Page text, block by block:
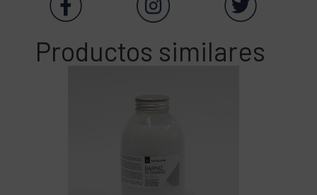
Productos similares